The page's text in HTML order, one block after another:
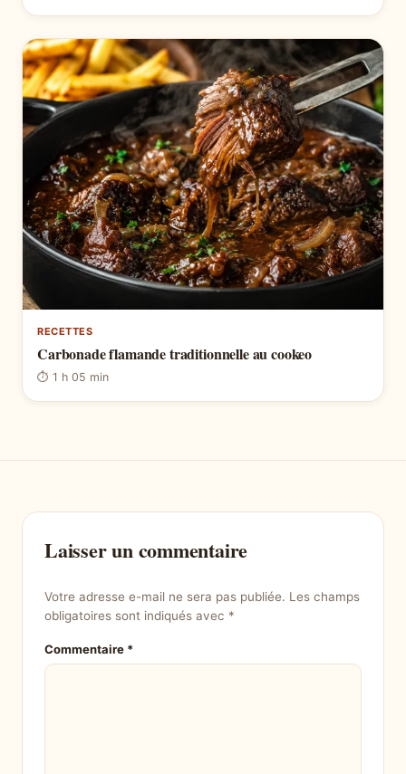
RECETTES
Carbonade flamande traditionnelle au cookeo
⏱ 1 h 05 min
Laisser un commentaire
Votre adresse e-mail ne sera pas publiée. Les champs
obligatoires sont indiqués avec *
Commentaire *